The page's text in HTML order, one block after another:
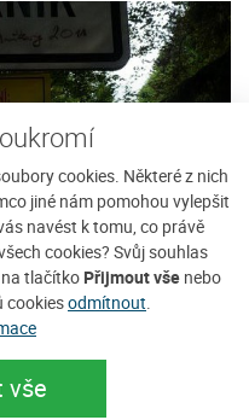
cookies. Některé z nich
jiné nám pomohou vylepšit
navést k tomu, co právě
cookies? Svůj souhlas
tlačítko Přijmout vše nebo
cookiesodmítnout
vše